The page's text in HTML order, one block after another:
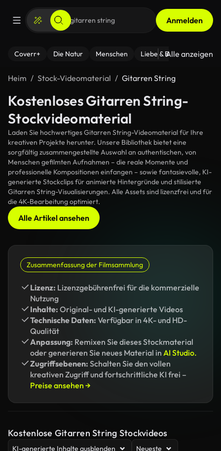
Anmelden
Coverr+ Die Natur Menschen Liebe & Beziehungen
Alle anzeigen
Heim Stock-Videomaterial Gitarren String
Kostenloses Gitarren String-
Stockvideomaterial
Laden Sie hochwertiges Gitarren String-Videomaterial für Ihre
kreativen Projekte herunter. Unsere Bibliothek bietet eine
sorgfältig zusammengestellte Auswahl an authentischen, von
Menschen gefilmten Aufnahmen – die reale Momente und
professionelle Kompositionen einfangen – sowie fantasievolle, KI-
generierte Stockclips für animierte Hintergründe und stilisierte
Gitarren String-Visualisierungen. Alle Assets sind lizenzfrei und für
die 4K-Bearbeitung optimiert.
Alle Artikel ansehen
Zusammenfassung der Filmsammlung
Lizenz: Lizenzgebührenfrei für die kommerzielle
Nutzung
Inhalte: Original- und KI-generierte Videos
Technische Daten: Verfügbar in 4K- und HD-
Qualität
Anpassung: Remixen Sie dieses Stockmaterial
oder generieren Sie neues Material in AI Studio.
Zugriffsebenen: Schalten Sie den vollen
kreativen Zugriff und fortschrittliche KI frei –
Preise ansehen →
Kostenlose Gitarren String Stockvideos
KI-generierte Inhalte ausblenden Neueste